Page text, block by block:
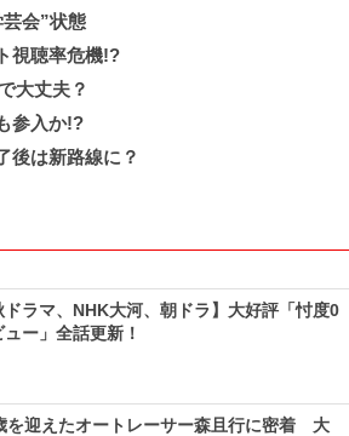
芸会”状態
視聴率危機!?
大丈夫？
参入か!?
後は新路線に？
ドラマ、NHK大河、朝ドラ】大好評「忖度0
ュー」全話更新！
を迎えたオートレーサー森且行に密着 大